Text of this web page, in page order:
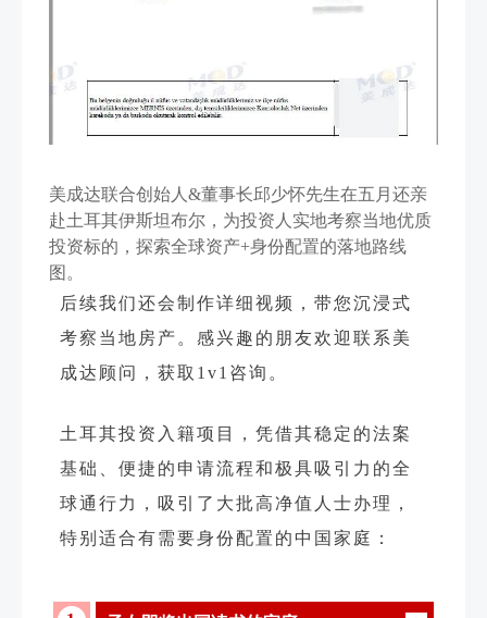
美成达联合创始人&董事长邱少怀先生在五月还亲
赴土耳其伊斯坦布尔，为投资人实地考察当地优质
投资标的，探索全球资产+身份配置的落地路线
图。
后续我们还会制作详细视频，带您沉浸式
考察当地房产。感兴趣的朋友欢迎联系美
成达顾问，获取1v1咨询。
土耳其投资入籍项目，凭借其稳定的法案
基础、便捷的申请流程和极具吸引力的全
球通行力，吸引了大批高净值人士办理，
特别适合有需要身份配置的中国家庭：